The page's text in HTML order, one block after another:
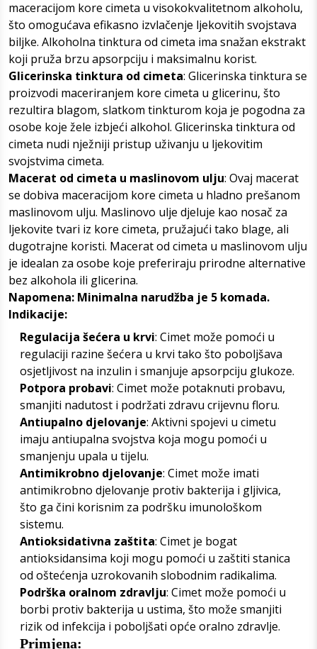
maceracijom kore cimeta u visokokvalitetnom alkoholu,
što omogućava efikasno izvlačenje ljekovitih svojstava
biljke. Alkoholna tinktura od cimeta ima snažan ekstrakt
koji pruža brzu apsorpciju i maksimalnu korist.
Glicerinska tinktura od cimeta: Glicerinska tinktura se
proizvodi maceriranjem kore cimeta u glicerinu, što
rezultira blagom, slatkom tinkturom koja je pogodna za
osobe koje žele izbjeći alkohol. Glicerinska tinktura od
cimeta nudi nježniji pristup uživanju u ljekovitim
svojstvima cimeta.
Macerat od cimeta u maslinovom ulju: Ovaj macerat
se dobiva maceracijom kore cimeta u hladno prešanom
maslinovom ulju. Maslinovo ulje djeluje kao nosač za
ljekovite tvari iz kore cimeta, pružajući tako blage, ali
dugotrajne koristi. Macerat od cimeta u maslinovom ulju
je idealan za osobe koje preferiraju prirodne alternative
bez alkohola ili glicerina.
Napomena: Minimalna narudžba je 5 komada.
Indikacije:
Regulacija šećera u krvi: Cimet može pomoći u
regulaciji razine šećera u krvi tako što poboljšava
osjetljivost na inzulin i smanjuje apsorpciju glukoze.
Potpora probavi: Cimet može potaknuti probavu,
smanjiti nadutost i podržati zdravu crijevnu floru.
Antiupalno djelovanje: Aktivni spojevi u cimetu
imaju antiupalna svojstva koja mogu pomoći u
smanjenju upala u tijelu.
Antimikrobno djelovanje: Cimet može imati
antimikrobno djelovanje protiv bakterija i gljivica,
što ga čini korisnim za podršku imunološkom
sistemu.
Antioksidativna zaštita: Cimet je bogat
antioksidansima koji mogu pomoći u zaštiti stanica
od oštećenja uzrokovanih slobodnim radikalima.
Podrška oralnom zdravlju: Cimet može pomoći u
borbi protiv bakterija u ustima, što može smanjiti
rizik od infekcija i poboljšati opće oralno zdravlje.
Primjena: